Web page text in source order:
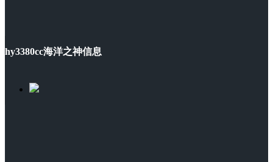
hy3380cc海洋之神信息